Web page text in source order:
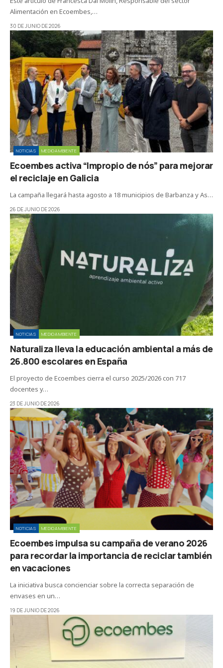
Alimentación en Ecoembes,…
30 DE JUNIO DE 2026
NOTICIAS MEDIOAMBIENTE
Ecoembes activa “Impropio de nós” para mejorar
el reciclaje en Galicia
La campaña llegará hasta agosto a 18 municipios de Barbanza y As…
26 DE JUNIO DE 2026
NOTICIAS MEDIOAMBIENTE
Naturaliza lleva la educación ambiental a más de
26.800 escolares en España
El proyecto de Ecoembes cierra el curso 2025/2026 con 717
docentes y…
23 DE JUNIO DE 2026
NOTICIAS MEDIOAMBIENTE
Ecoembes impulsa su campaña de verano 2026
para recordar la importancia de reciclar también
en vacaciones
La iniciativa busca concienciar sobre la correcta separación de
envases en un…
19 DE JUNIO DE 2026